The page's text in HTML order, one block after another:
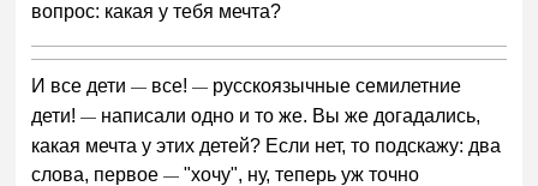
вопрос: какая у тебя мечта?
И все дети— все!— русскоязычные семилетние
дети!— написали одно и то же. Вы же догадались,
какая мечта у этих детей? Если нет, то подскажу: два
слова, первое—"хочу", ну, теперь уж точно